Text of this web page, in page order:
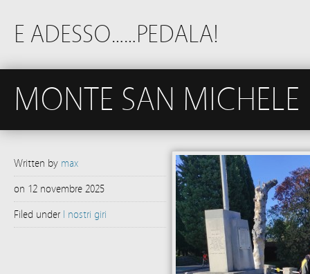
E ADESSO……PEDALA!
MONTE SAN MICHELE
Written by max
on 12 novembre 2025
Filed under I nostri giri